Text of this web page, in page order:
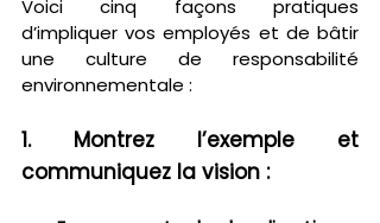
Voici cinq façons pratiques
d’impliquer vos employés et de bâtir
une culture de responsabilité
environnementale :
1. Montrez l’exemple et
communiquez la vision :